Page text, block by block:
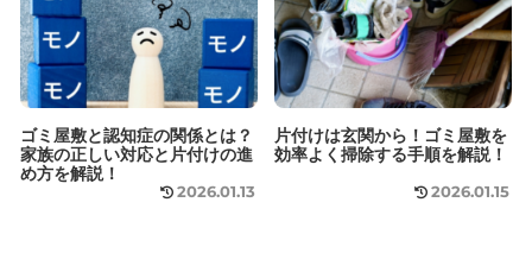
ゴミ屋敷と認知症の関係とは？
家族の正しい対応と片付けの進
め方を解説！
2026.01.13
片付けは玄関から！ゴミ屋敷を
効率よく掃除する手順を解説！
2026.01.15